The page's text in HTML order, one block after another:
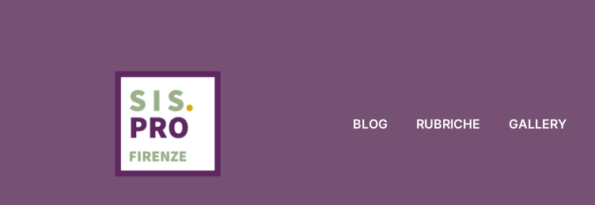
BLOG RUBRICHE GALLERY